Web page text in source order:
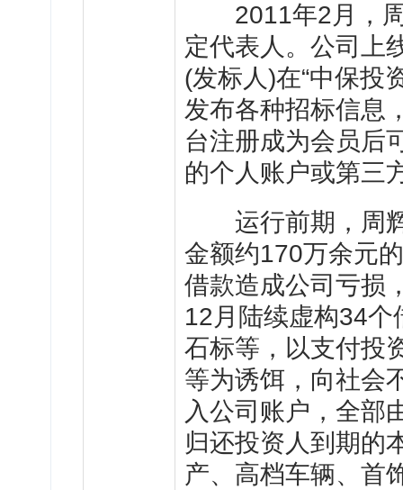
2011年2月，周
定代表人。公司上
(发标人)在“中保投
发布各种招标信息
台注册成为会员后
的个人账户或第三
运行前期，周辉
金额约170万余元
借款造成公司亏损
12月陆续虚构34
石标等，以支付投
等为诱饵，向社会
入公司账户，全部
归还投资人到期的
产、高档车辆、首